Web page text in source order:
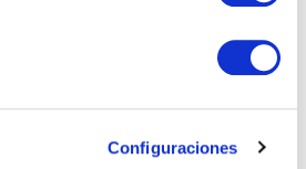
Configuraciones